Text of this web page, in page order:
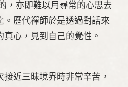
，亦即難以用尋常的心思去
。歷代禪師於是透過對話來
心，見到自己的覺性。
接近三昧境界時非常辛苦，